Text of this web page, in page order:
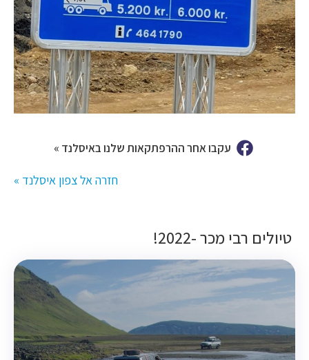
עקבו אחר ההרפתקאות שלנו באיסלנד »
חזרה אל צפון איסלנד »
טיולים רבי מכר -2022!